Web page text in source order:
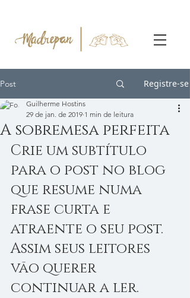
Post Registre-se
A sobremesa perfeita
Guilherme Hostins
29 de jan. de 2019 1 min de leitura
Crie um subtítulo
para o post no blog
que resume numa
frase curta e
atraente o seu post.
Assim seus leitores
vão querer
continuar a ler.